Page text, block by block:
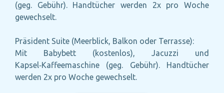
(geg. Gebühr). Handtücher werden 2x pro Woche
gewechselt.
Präsident Suite (Meerblick, Balkon oder Terrasse):
Mit Babybett (kostenlos), Jacuzzi und
Kapsel‑Kaffeemaschine (geg. Gebühr). Handtücher
werden 2x pro Woche gewechselt.